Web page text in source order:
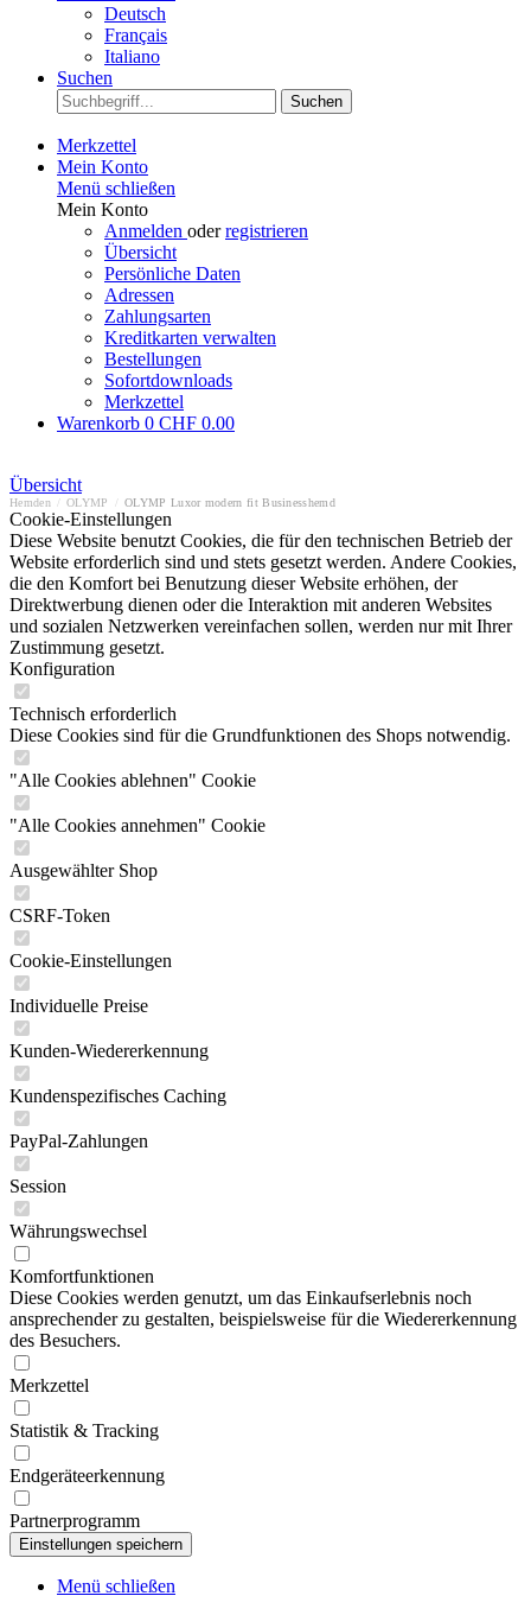
Deutsch
Français
Italiano
Suchen
Suchen
Merkzettel
Mein Konto
Menü schließen
Mein Konto
Anmelden oderregistrieren
Übersicht
Persönliche Daten
Adressen
Zahlungsarten
Kreditkarten verwalten
Bestellungen
Sofortdownloads
Merkzettel
Warenkorb 0 CHF 0.00
Übersicht
Hemden OLYMP OLYMP Luxor modern fit Businesshemd
Cookie-Einstellungen
Diese Website benutzt Cookies, die für den technischen Betrieb der
Website erforderlich sind und stets gesetzt werden. Andere Cookies,
die den Komfort bei Benutzung dieser Website erhöhen, der
Direktwerbung dienen oder die Interaktion mit anderen Websites
und sozialen Netzwerken vereinfachen sollen, werden nur mit Ihrer
Zustimmung gesetzt.
Konfiguration
Technisch erforderlich
Diese Cookies sind für die Grundfunktionen des Shops notwendig.
"Alle Cookies ablehnen" Cookie
"Alle Cookies annehmen" Cookie
Ausgewählter Shop
CSRF-Token
Cookie-Einstellungen
Individuelle Preise
Kunden-Wiedererkennung
Kundenspezifisches Caching
PayPal-Zahlungen
Session
Währungswechsel
Komfortfunktionen
Diese Cookies werden genutzt, um das Einkaufserlebnis noch
ansprechender zu gestalten, beispielsweise für die Wiedererkennung
des Besuchers.
Merkzettel
Statistik & Tracking
Endgeräteerkennung
Partnerprogramm
Menü schließen